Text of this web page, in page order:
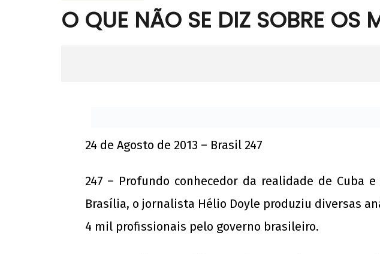
O QUE NÃO SE DIZ SOBRE OS
NOW VIEWING
24 de Agosto de 2013 – Brasil 247
247 – Profundo conhecedor da realidade de Cuba
Brasília, o jornalista Hélio Doyle produziu diversas
4 mil profissionais pelo governo brasileiro.